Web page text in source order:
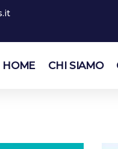
HOME CHI SIAMO